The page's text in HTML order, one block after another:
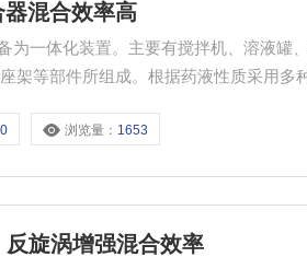
混合效率高
架等部件所组成。根据药液性质采用多
浏览量： 1653
旋涡增强混合效率